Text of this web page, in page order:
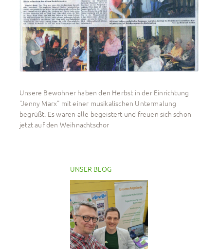
Unsere Bewohner haben den Herbst in der Einrichtung
"Jenny Marx" mit einer musikalischen Untermalung
begrüßt. Es waren alle begeistert und freuen sich schon
jetzt auf den Weihnachtschor
UNSER BLOG